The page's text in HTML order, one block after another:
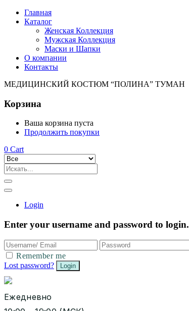
Главная
Каталог
Женская Коллекция
Мужская Коллекция
Маски и Шапки
О компании
Контакты
МЕДИЦИНСКИЙ КОСТЮМ “ПОЛИНА” ТУМАН
Корзина
Ваша корзина пуста
Продолжить покупки
0 Cart
Login
Enter your username and password to login.
Remember me
Lost password?
Ежедневно